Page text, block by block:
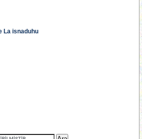
La isnaduhu